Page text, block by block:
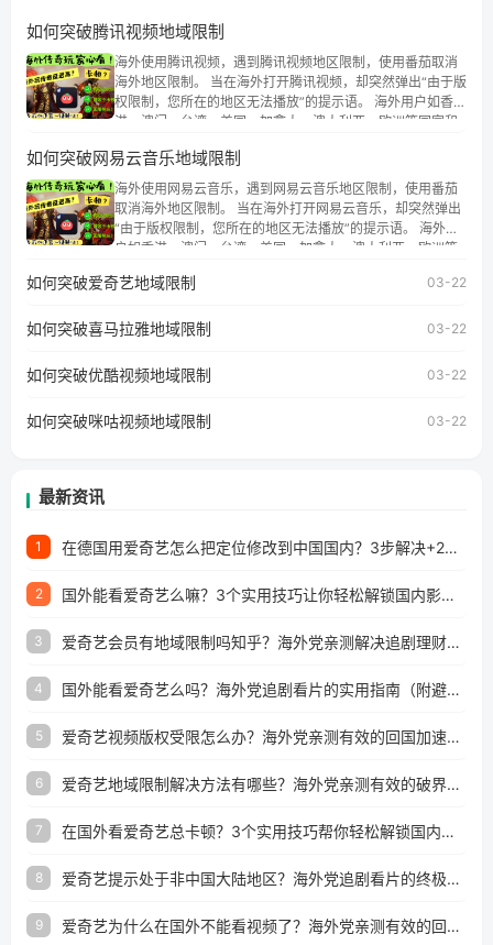
如何突破腾讯视频地域限制
海外使用腾讯视频，遇到腾讯视频地区限制，使用番茄取消
海外地区限制。 当在海外打开腾讯视频，却突然弹出“由于版
权限制，您所在的地区无法播放”的提示语。 海外用户如香
港、澳门、台湾、美国、加拿大、澳大利亚、欧洲等国家和
权限制问题，且仅能在中国大陆地区播放。 遇到这个问题的
朋友们，使用番茄回国加速器，即可解决「海外用户收听腾
讯视频地区版权限制」的问题，无论人在香港、澳门、台
湾、美国、加拿大、澳大利亚、欧洲等国家和地区工作、留
学、定居等，都可以使用，不再因地区和版权限制所困扰。
如何突破网易云音乐地域限制
海外使用网易云音乐，遇到网易云音乐地区限制，使用番茄
取消海外地区限制。 当在海外打开网易云音乐，却突然弹出
“由于版权限制，您所在的地区无法播放”的提示语。 海外用
户如香港、澳门、台湾、美国、加拿大、澳大利亚、欧洲等
地区及版权限制问题，且仅能在中国大陆地区播放。 遇到这
户收听网易云音乐地区版权限制」的问题，无论人在香港、
工作、留学、定居等，都可以使用，不再因地区和版权限制
所困扰。
如何突破爱奇艺地域限制 03-22
如何突破喜马拉雅地域限制 03-22
如何突破优酷视频地域限制 03-22
如何突破咪咕视频地域限制 03-22
最新资讯
1 在德国用爱奇艺怎么把定位修改到中国国内？3步解决+2个实用场景分享
2 国外能看爱奇艺么嘛？3个实用技巧让你轻松解锁国内影视（附越南华数TV定位修改+网易云海外收费解析）
3 爱奇艺会员有地域限制吗知乎？海外党亲测解决追剧理财双难题的加速器攻略
4 国外能看爱奇艺么吗？海外党追剧看片的实用指南（附避坑技巧）
5 爱奇艺视频版权受限怎么办？海外党亲测有效的回国加速器选择指南
6 爱奇艺地域限制解决方法有哪些？海外党亲测有效的破界指南
7 在国外看爱奇艺总卡顿？3个实用技巧帮你轻松解锁国内影音与生活服务
8 爱奇艺提示处于非中国大陆地区？海外党追剧看片的终极解决方案来了
9 爱奇艺为什么在国外不能看视频了？海外党亲测有效的回国加速方案来了